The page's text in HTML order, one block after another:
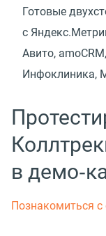
Готовые
с
Авито,
Инфоклиника,
в
Познакомиться с